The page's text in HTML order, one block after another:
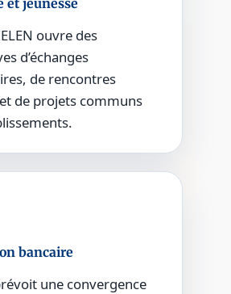
et jeunesse
ouvre des
d’échanges
de rencontres
de projets communs
bancaire
une convergence